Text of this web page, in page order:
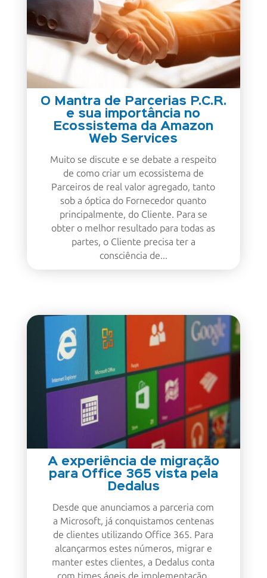
O Mantra de Parcerias P.C.R.
e sua importância no
Ecossistema da Amazon
Muito se discute e se debate a respeito
de como criar um ecossistema de
Parceiros de real valor agregado, tanto
sob a óptica do Fornecedor quanto
principalmente, do Cliente. Para se
obter o melhor resultado para todas as
partes, o Cliente precisa ter a
A experiência de migração
para Office 365 vista pela
Desde que anunciamos a parceria com
a Microsoft, já conquistamos centenas
de clientes utilizando Office 365. Para
alcançarmos estes números, migrar e
manter estes clientes, a Dedalus conta